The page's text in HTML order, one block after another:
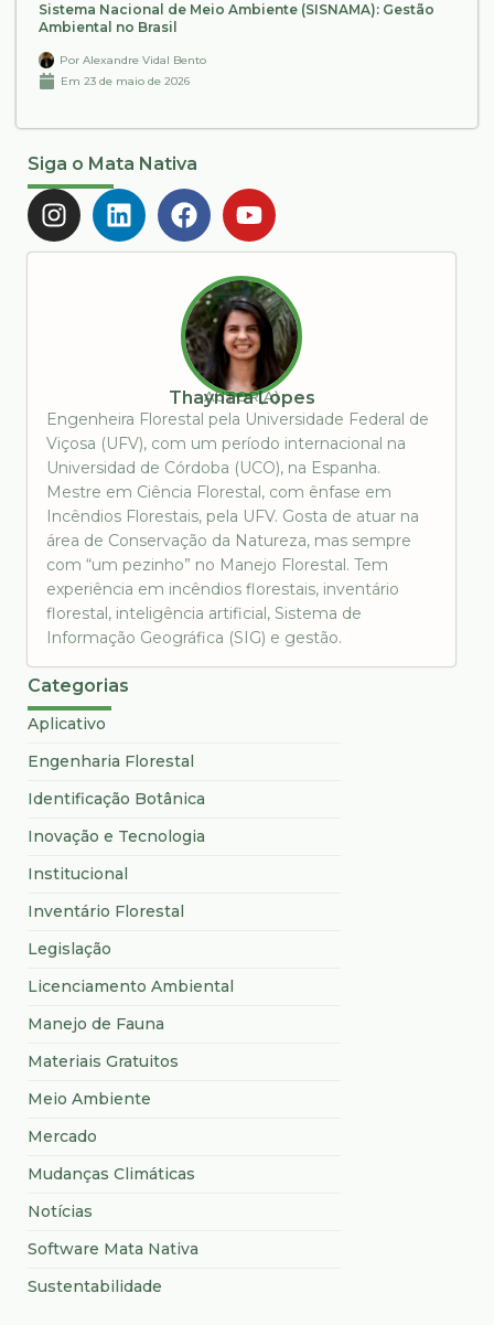
Sistema Nacional de Meio Ambiente (SISNAMA): Gestão
Ambiental no Brasil
Por Alexandre Vidal Bento
Em 23 de maio de 2026
Siga o Mata Nativa
AUTOR(A)
Thaynara Lopes
Engenheira Florestal pela Universidade Federal de
Viçosa (UFV), com um período internacional na
Universidad de Córdoba (UCO), na Espanha.
Mestre em Ciência Florestal, com ênfase em
Incêndios Florestais, pela UFV. Gosta de atuar na
área de Conservação da Natureza, mas sempre
com “um pezinho” no Manejo Florestal. Tem
experiência em incêndios florestais, inventário
florestal, inteligência artificial, Sistema de
Informação Geográfica (SIG) e gestão.
Categorias
Aplicativo
Engenharia Florestal
Identificação Botânica
Inovação e Tecnologia
Institucional
Inventário Florestal
Legislação
Licenciamento Ambiental
Manejo de Fauna
Materiais Gratuitos
Meio Ambiente
Mercado
Mudanças Climáticas
Notícias
Software Mata Nativa
Sustentabilidade